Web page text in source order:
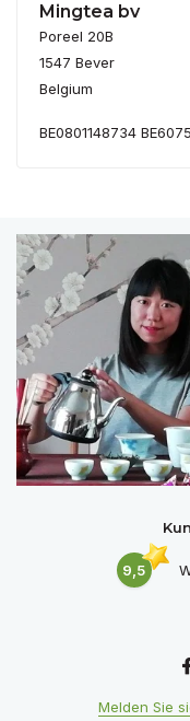
Mingtea bv
Poreel 20B
1547 Bever
Belgium
BE0801148734
9,5
Melden Sie